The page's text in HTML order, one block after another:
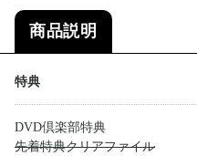
商品説明
特典
DVD倶楽部特典
先着特典クリアファイル